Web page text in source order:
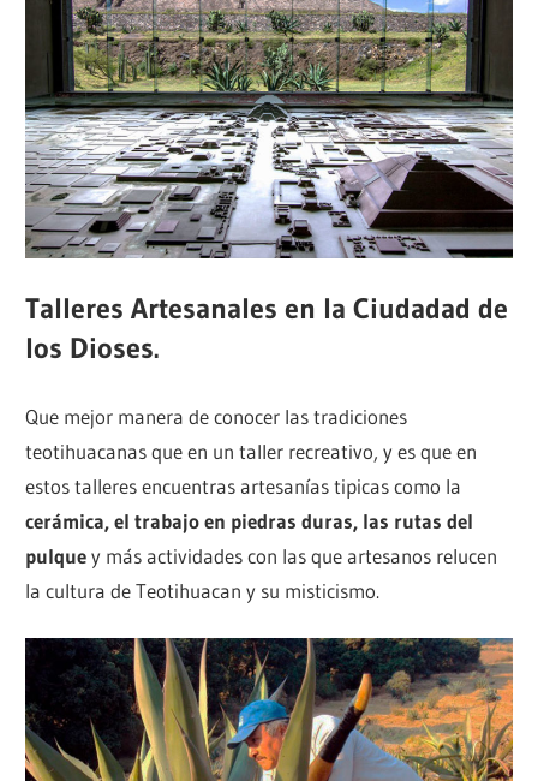
Talleres Artesanales en la Ciudadad de
los Dioses.
Que mejor manera de conocer las tradiciones
teotihuacanas que en un taller recreativo, y es que en
estos talleres encuentras artesanías tipicas como la
cerámica, el trabajo en piedras duras, las rutas del
pulquey más actividades con las que artesanos relucen
la cultura de Teotihuacan y su misticismo.